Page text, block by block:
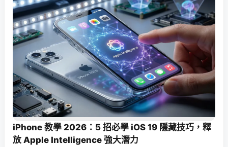
iPhone 教學 2026：5 招必學 iOS 19 隱藏技巧，釋
放 Apple Intelligence 強大潛力